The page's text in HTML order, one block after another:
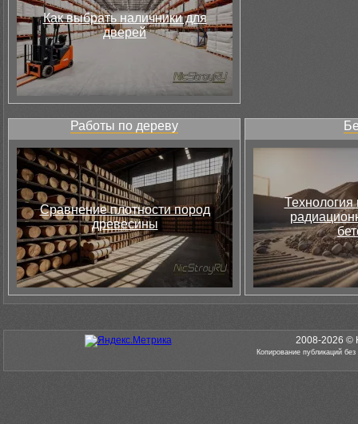
Как выбрать наличники для
дверей
Работы по дереву
Сравнение плотности пород
древесины
Технология
2008-2026 ©
Копирование публикаций